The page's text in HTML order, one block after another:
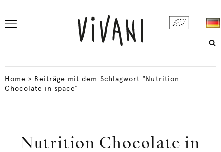
Home > Beiträge mit dem Schlagwort "Nutrition
Chocolate in space"
Nutrition Chocolate in